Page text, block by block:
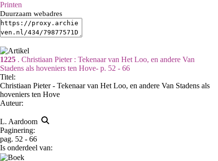
Printen
Duurzaam webadres
1225 . Christiaan Pieter : Tekenaar van Het Loo, en andere Van
Stadens als hoveniers ten Hove- p. 52 - 66
Titel:
Christiaan Pieter - Tekenaar van Het Loo, en andere Van Stadens als
hoveniers ten Hove
Auteur:
L. Aardoom
Paginering:
pag. 52 - 66
Is onderdeel van: